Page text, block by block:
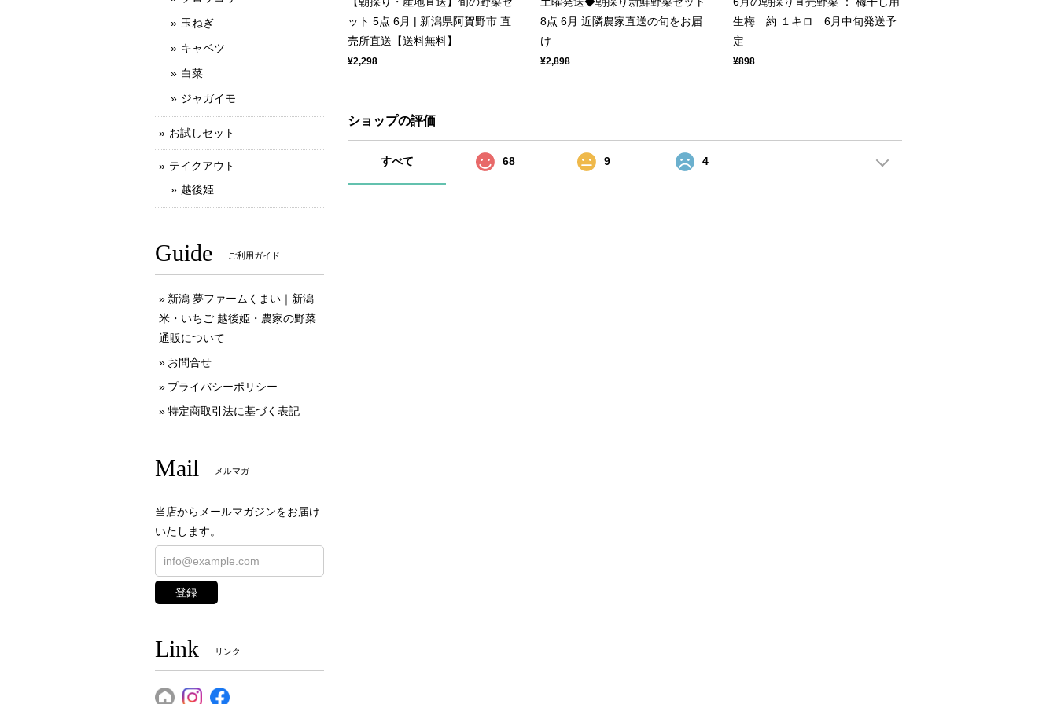
ット 5点 6月 | 新潟県阿賀野市 直
売所直送【送料無料】
¥2,298
8点 6月 近隣農家直送の旬をお届
け
¥2,898
生梅 約 １キロ 6月中旬発送予
定
¥898
ショップの評価
すべて 68 9 4
玉ねぎ
キャベツ
白菜
ジャガイモ
お試しセット
テイクアウト
越後姫
Guide ご利用ガイド
新潟 夢ファームくまい｜新潟
米・いちご 越後姫・農家の野菜
通販について
お問合せ
プライバシーポリシー
特定商取引法に基づく表記
Mail メルマガ
当店からメールマガジンをお届け
いたします。
登録
Link リンク